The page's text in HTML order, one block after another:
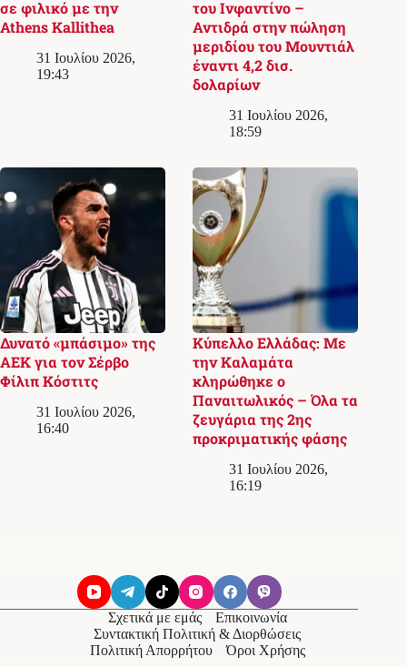
σε φιλικό με την
Athens Kallithea
31 Ιουλίου 2026,
19:43
του Ινφαντίνο –
Αντιδρά στην πώληση
μεριδίου του Μουντιάλ
έναντι 4,2 δισ.
δολαρίων
31 Ιουλίου 2026,
18:59
Δυνατό «μπάσιμο» της
ΑΕΚ για τον Σέρβο
Φίλιπ Κόστιτς
31 Ιουλίου 2026,
16:40
Κύπελλο Ελλάδας: Με
την Καλαμάτα
κληρώθηκε ο
Παναιτωλικός – Όλα τα
ζευγάρια της 2ης
προκριματικής φάσης
31 Ιουλίου 2026,
16:19
Σχετικά με εμάς
Επικοινωνία
Συντακτική Πολιτική & Διορθώσεις
Πολιτική Απορρήτου
Όροι Χρήσης